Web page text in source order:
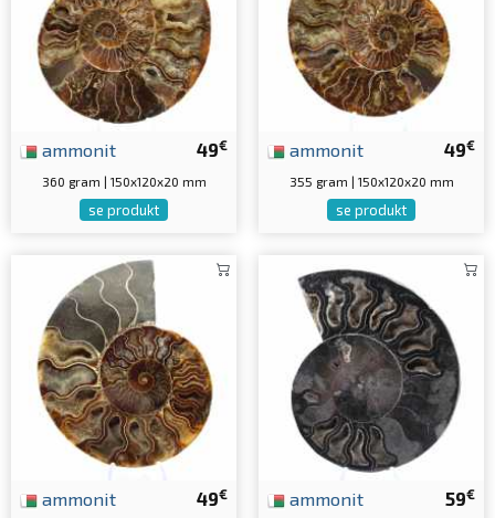
49€
ammonit
360 gram | 150x120x20 mm
se produkt
49€
ammonit
355 gram | 150x120x20 mm
se produkt
49€
ammonit 59€
ammonit